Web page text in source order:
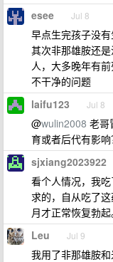
esee Jul 8
早点生完孩子没
其次非那雄胺还
人，大多晚年有
不干净的问题
laifu123 Jul 8
@wulin2008 老哥
育或者后代有影响
sjxiang2023922
看个人情况，我
求的，自从吃了
月才正常恢复勃起
Leu Jul 9
我用了非那雄胺